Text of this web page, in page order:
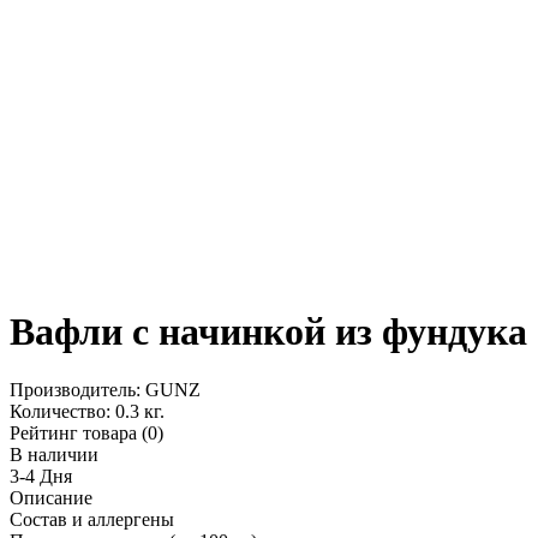
Вафли с начинкой из фундука
Производитель: GUNZ
Количество: 0.3 кг.
Рейтинг товара (0)
В наличии
3-4 Дня
Описание
Состав и аллергены